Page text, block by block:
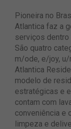
Pioneira no
Atlantica faz a
serviços dentro
São quatro
m/ode, e/joy,
Atlantica
modelo de
estratégicas e
contam com
conveniência e
limpeza e